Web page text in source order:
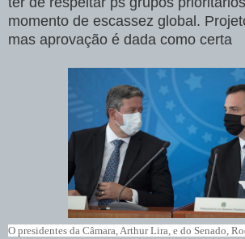
momento de escassez global.
mas aprovação é dada como certa
O presidentes da Câmara, Arthur Lira, e do Senado,